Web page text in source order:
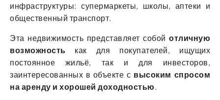
инфраструктуры: супермаркеты, школы, аптеки и
общественный транспорт.
Эта недвижимость представляет собой отличную
возможность как для покупателей, ищущих
постоянное жильё, так и для инвесторов,
заинтересованных в объекте с высоким спросом
на аренду и хорошей доходностью.